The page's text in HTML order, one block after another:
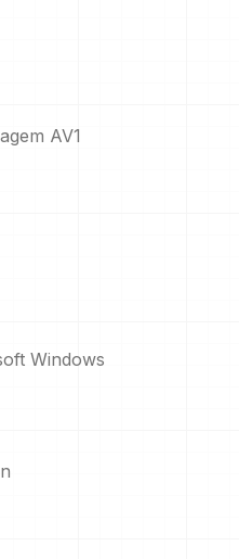
AV1
Windows